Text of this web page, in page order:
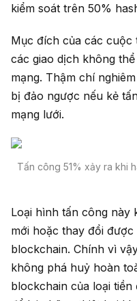
kiểm soát trên 50%
Mục đích của các cuộc
các giao dịch không
mạng. Thậm chí
bị đảo ngược nếu kẻ
mạng lưới.
Tấn công 51% xảy ra khi
Loại hình tấn công này
mới hoặc thay đổi
blockchain. Chính vì
không phá huỷ hoàn
blockchain của loại